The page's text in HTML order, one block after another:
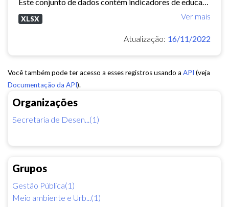
Organizações
Secretaria de Desen...(1)
Grupos
Gestão Pública(1)
Meio ambiente e Urb...(1)
Ver mais
XLSX
Atualização: 16/11/2022
Você também pode ter acesso a esses registros usando a API (veja
Documentação da API).